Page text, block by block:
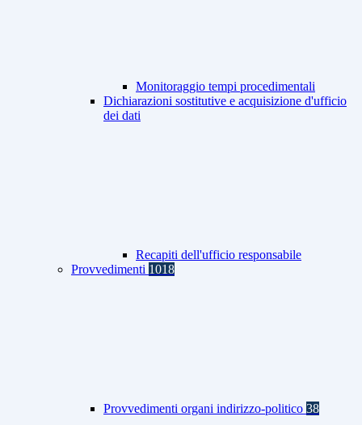
Monitoraggio tempi procedimentali
Dichiarazioni sostitutive e acquisizione d'ufficio
dei dati
Recapiti dell'ufficio responsabile
Provvedimenti 1018
Provvedimenti organi indirizzo-politico 38